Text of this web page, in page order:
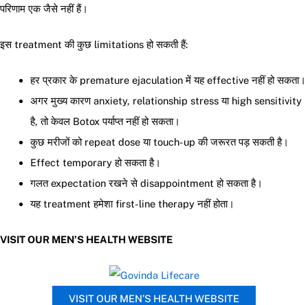
परिणाम एक जैसे नहीं हैं।
इस treatment की कुछ limitations हो सकती हैं:
हर प्रकार के premature ejaculation में यह effective नहीं हो सकता।
अगर मुख्य कारण anxiety, relationship stress या high sensitivity
है, तो केवल Botox पर्याप्त नहीं हो सकता।
कुछ मरीजों को repeat dose या touch-up की जरूरत पड़ सकती है।
Effect temporary हो सकता है।
गलत expectation रखने से disappointment हो सकता है।
यह treatment हमेशा first-line therapy नहीं होता।
VISIT OUR MEN’S HEALTH WEBSITE
VISIT OUR MEN’S HEALTH WEBSITE